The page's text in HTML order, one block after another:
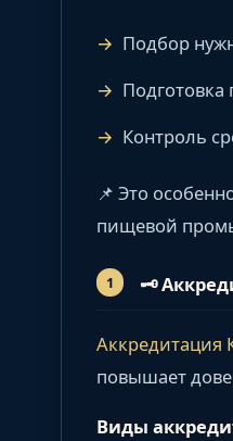
Подбор
Подготовка
Контроль
📌 Это
пищевой
🗝
Аккредитация
повышает
Виды